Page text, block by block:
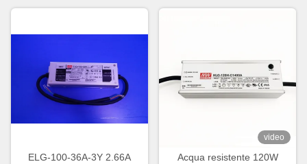
ELG-100-36A-3Y 2.66A
video
Acqua resistente 120W